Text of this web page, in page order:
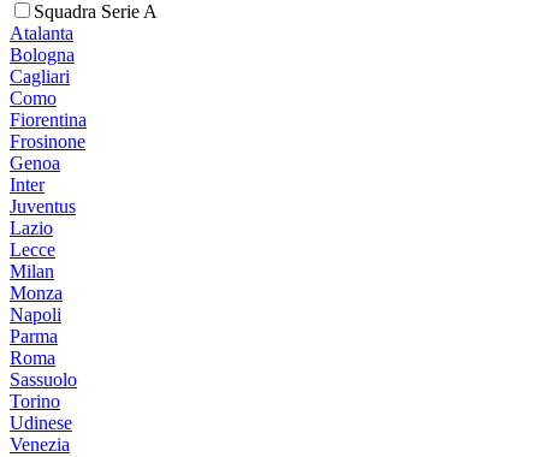
Squadra Serie A
Atalanta
Bologna
Cagliari
Como
Fiorentina
Frosinone
Genoa
Inter
Juventus
Lazio
Lecce
Milan
Monza
Napoli
Parma
Roma
Sassuolo
Torino
Udinese
Venezia